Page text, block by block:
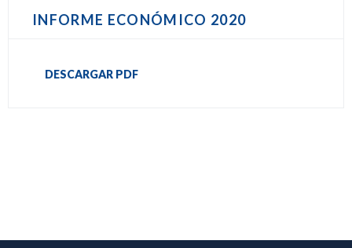
INFORME ECONÓMICO 2020
DESCARGAR PDF